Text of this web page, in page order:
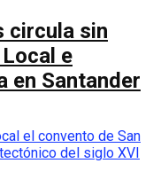
circula sin
e
en Santander